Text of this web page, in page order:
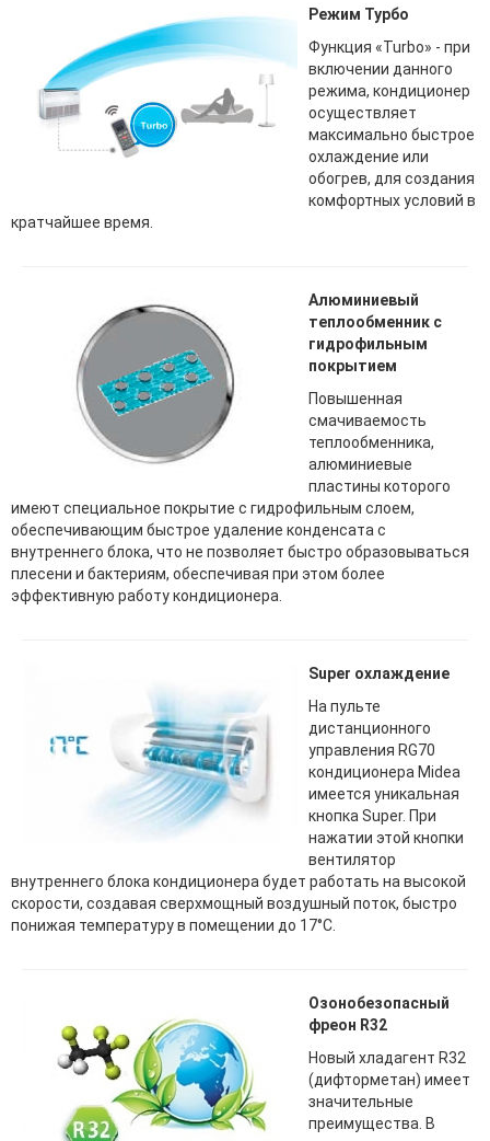
Режим Турбо
Функция «Turbo» - при
включении данного
режима, кондиционер
осуществляет
максимально быстрое
охлаждение или
обогрев, для создания
комфортных условий в
кратчайшее время.
Алюминиевый
теплообменник с
гидрофильным
покрытием
Повышенная
смачиваемость
теплообменника,
алюминиевые
пластины которого
имеют специальное покрытие с гидрофильным слоем,
обеспечивающим быстрое удаление конденсата с
внутреннего блока, что не позволяет быстро образовываться
плесени и бактериям, обеспечивая при этом более
эффективную работу кондиционера.
Super охлаждение
На пульте
дистанционного
управления RG70
кондиционера Midea
имеется уникальная
кнопка Super. При
нажатии этой кнопки
вентилятор
внутреннего блока кондиционера будет работать на высокой
скорости, создавая сверхмощный воздушный поток, быстро
понижая температуру в помещении до 17°C.
Озонобезопасный
фреон R32
Новый хладагент R32
(дифторметан) имеет
значительные
преимущества. В